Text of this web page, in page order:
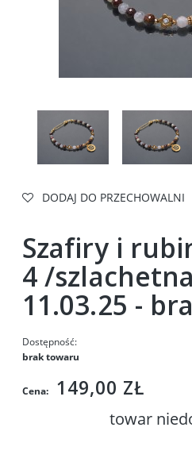
DODAJ DO PRZECHOWALNI
Szafiry i
4 /
11.03.25 -
Dostępność:
brak towaru
Cena: 149,00 ZŁ
towar